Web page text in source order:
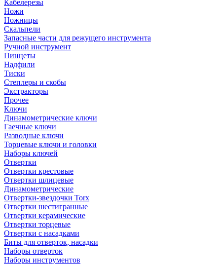
Кабелерезы
Ножи
Ножницы
Скальпели
Запасные части для режущего инструмента
Ручной инструмент
Пинцеты
Надфили
Тиски
Степлеры и скобы
Экстракторы
Прочее
Ключи
Динамометрические ключи
Гаечные ключи
Разводные ключи
Торцевые ключи и головки
Наборы ключей
Отвертки
Отвертки крестовые
Отвертки шлицевые
Динамометрические
Отвертки-звездочки Torx
Отвертки шестигранные
Отвертки керамические
Отвертки торцевые
Отвертки с насадками
Биты для отверток, насадки
Наборы отверток
Наборы инструментов